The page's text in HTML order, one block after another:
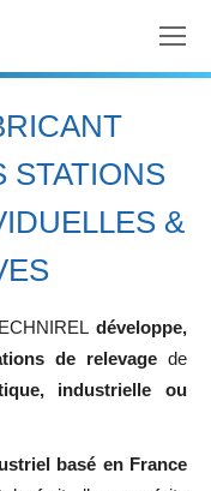
STATIONS
&
développe,
de relevage de
industrielle ou
basé en France